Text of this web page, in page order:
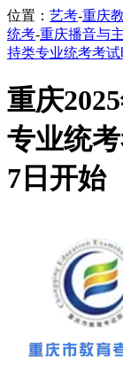
位置： 艺考-重庆
统考-重庆播音与
持类专业统考考试
重庆
专业统
7日开始